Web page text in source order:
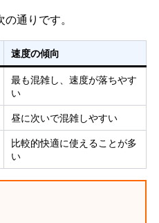
通りです。
速度の傾向
最も混雑し、速度が落ちやす
い
昼に次いで混雑しやすい
比較的快適に使えることが多
い